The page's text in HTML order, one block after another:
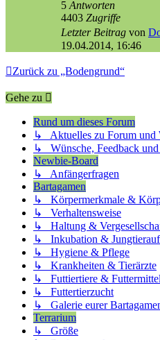
5Antworten
4403 Zugriffe
Letzter Beitrag von
19.04.2014, 16:46
Zurück zu „Bodengrund“
Gehe zu
Rund um dieses Forum
↳ Aktuelles zu Forum und
↳ Wünsche, Feedback
Newbie-Board
↳ Anfängerfragen
Bartagamen
↳ Körpermerkmale &
↳ Verhaltensweise
↳ Haltung &
↳ Inkubation &
↳ Hygiene & Pflege
↳ Krankheiten & Tierärzte
↳ Futtiertiere &
↳ Futtertierzucht
↳ Galerie eurer
Terrarium
↳ Größe